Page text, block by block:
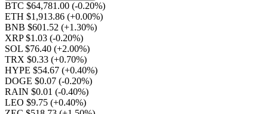
BTC $64,781.00 (-0.20%)
ETH $1,913.86 (+0.00%)
BNB $601.52 (+1.30%)
XRP $1.03 (-0.20%)
SOL $76.40 (+2.00%)
TRX $0.33 (+0.70%)
HYPE $54.67 (+0.40%)
DOGE $0.07 (-0.20%)
RAIN $0.01 (-0.40%)
LEO $9.75 (+0.40%)